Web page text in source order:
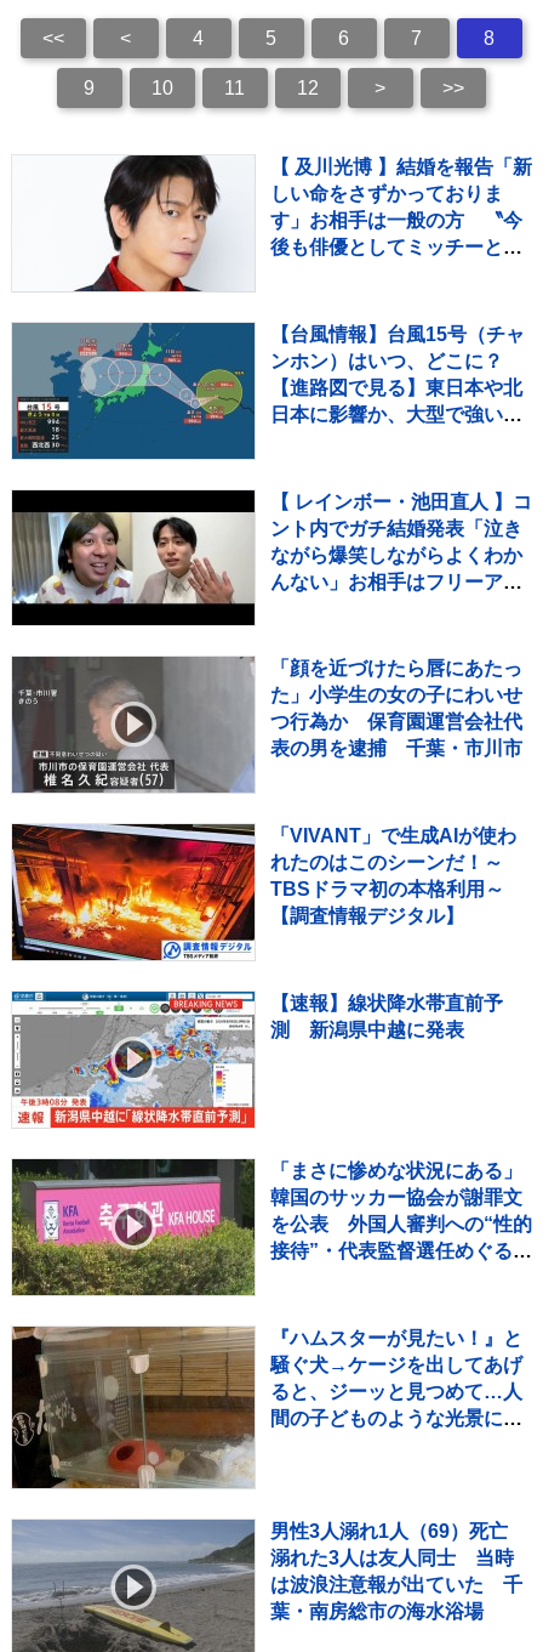
<< < 4 5 6 7 8
9 10 11 12 > >>
【 及川光博 】結婚を報告「新
しい命をさずかっておりま
す」お相手は一般の方 〝今
後も俳優としてミッチーとし
【台風情報】台風15号（チャ
ンホン）はいつ、どこに？
【進路図で見る】東日本や北
日本に影響か、大型で強い台
を伴った高波などに厳重警戒
必要
【 レインボー・池田直人 】コ
ント内でガチ結婚発表「泣き
ながら爆笑しながらよくわか
んない」お相手はフリーアナ
「顔を近づけたら唇にあたっ
た」小学生の女の子にわいせ
つ行為か 保育園運営会社代
表の男を逮捕 千葉・市川市
「VIVANT」で生成AIが使わ
れたのはこのシーンだ！～
TBSドラマ初の本格利用～
【調査情報デジタル】
【速報】線状降水帯直前予
測 新潟県中越に発表
「まさに惨めな状況にある」
韓国のサッカー協会が謝罪文
を公表 外国人審判への“性的
接待”・代表監督選任めぐる疑
『ハムスターが見たい！』と
騒ぐ犬→ケージを出してあげ
ると、ジーッと見つめて…人
間の子どものような光景に反
男性3人溺れ1人（69）死亡
溺れた3人は友人同士 当時
は波浪注意報が出ていた 千
葉・南房総市の海水浴場